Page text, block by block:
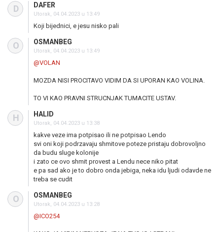
D DAFER
Utorak, 04.04.2023 u 13:49
Koji bijednici, e jesu nisko pali
O OSMANBEG
Utorak, 04.04.2023 u 13:49
@VOLAN
MOZDA NISI PROCITAVO VIDIM DA SI UPORAN KAO VOLINA.
TO VI KAO PRAVNI STRUCNJAK TUMACITE USTAV.
H HALID
Utorak, 04.04.2023 u 13:38
kakve veze ima potpisao ili ne potpisao Lendo
svi oni koji podrzavaju shmitove poteze pristaju dobrovoljno
da budu sluge kolonije
i zato ce ovo shmit provest a Lendu nece niko pitat
e pa sad ako je to dobro onda jebiga, neka idu ljudi odavde ne
treba se cudit
O OSMANBEG
Utorak, 04.04.2023 u 13:28
@ICO254